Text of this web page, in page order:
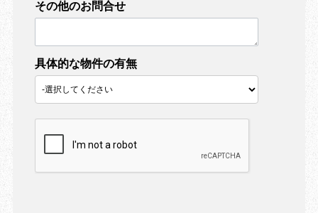
その他のお問合せ
具体的な物件の有無